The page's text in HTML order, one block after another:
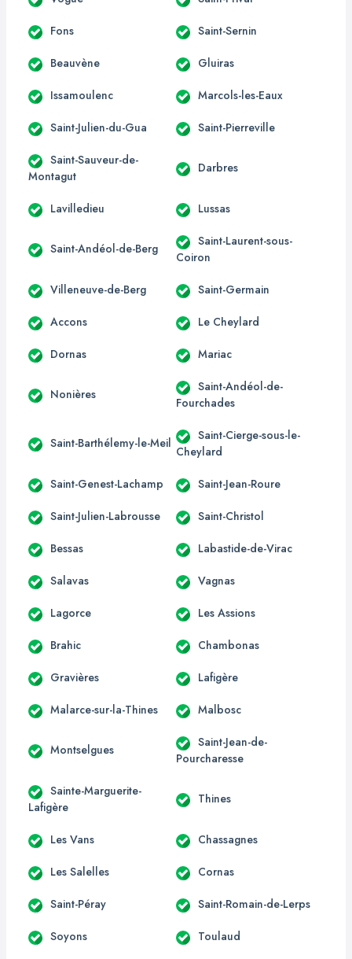
Fons Saint-Sernin
Beauvène Gluiras
Issamoulenc Marcols-les-Eaux
Saint-Julien-du-Gua Saint-Pierreville
Saint-Sauveur-de-
Montagut
Darbres
Lavilledieu Lussas
Saint-Andéol-de-Berg
Saint-Laurent-sous-
Coiron
Villeneuve-de-Berg Saint-Germain
Accons Le Cheylard
Dornas Mariac
Nonières
Saint-Andéol-de-
Fourchades
Saint-Barthélemy-le-Meil
Saint-Cierge-sous-le-
Cheylard
Saint-Genest-Lachamp Saint-Jean-Roure
Saint-Julien-Labrousse Saint-Christol
Bessas Labastide-de-Virac
Salavas Vagnas
Lagorce Les Assions
Brahic Chambonas
Gravières Lafigère
Malarce-sur-la-Thines Malbosc
Montselgues
Saint-Jean-de-
Pourcharesse
Sainte-Marguerite-
Lafigère
Thines
Les Vans Chassagnes
Les Salelles Cornas
Saint-Péray Saint-Romain-de-Lerps
Soyons Toulaud